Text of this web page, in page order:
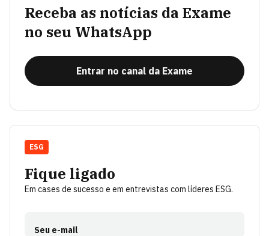
Receba as notícias da Exame
no seu WhatsApp
Entrar no canal da Exame
Fique ligado
Em cases de sucesso e em entrevistas com líderes ESG.
Seu e-mail
ESG